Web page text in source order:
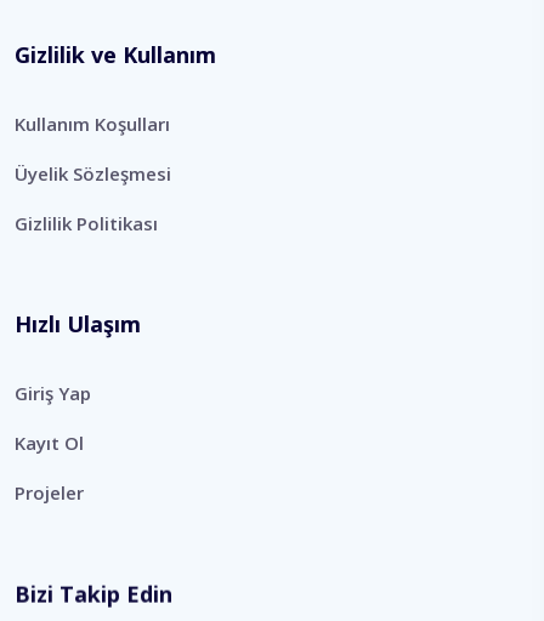
Gizlilik ve Kullanım
Kullanım Koşulları
Üyelik Sözleşmesi
Gizlilik Politikası
Hızlı Ulaşım
Giriş Yap
Kayıt Ol
Projeler
Bizi Takip Edin